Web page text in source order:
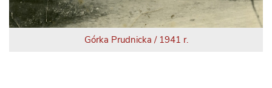
Górka Prudnicka / 1941 r.